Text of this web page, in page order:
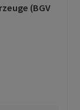
Sternen(BGV